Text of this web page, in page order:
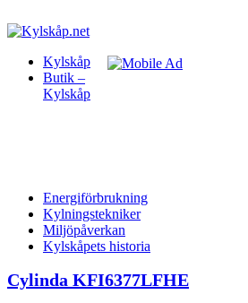
Kylskåp
Butik –
Kylskåp
Energiförbrukning
Kylningstekniker
Miljöpåverkan
Kylskåpets historia
Cylinda KFI6377LFHE